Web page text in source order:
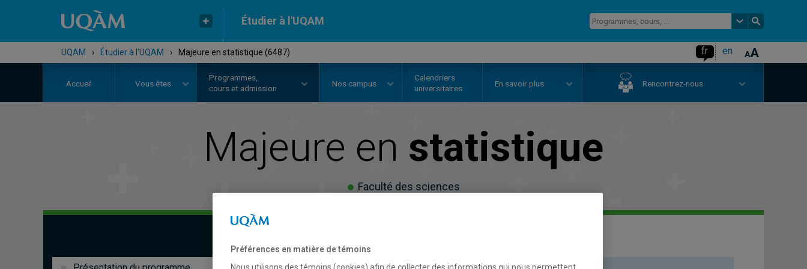
Étudier à l'UQAM
UQAM › Étudier à l'UQAM › Majeure en statistique (6487) fr en
Accueil Vous êtes
Programmes,
cours et admission
Nos campus
Calendriers
universitaires
En savoir plus Rencontrez-nous
Majeure en statistique
Faculté des sciences
Préférences en matière de témoins
Nous utilisons des témoins (cookies) afin de collecter des informations qui nous permettent